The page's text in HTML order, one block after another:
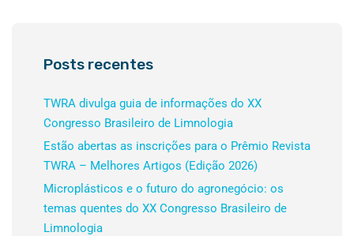
Posts recentes
TWRA divulga guia de informações do XX
Congresso Brasileiro de Limnologia
Estão abertas as inscrições para o Prêmio Revista
TWRA – Melhores Artigos (Edição 2026)
Microplásticos e o futuro do agronegócio: os
temas quentes do XX Congresso Brasileiro de
Limnologia